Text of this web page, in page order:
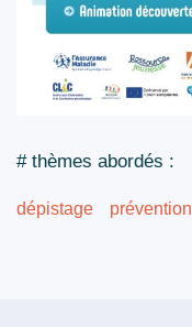
# thèmes abordés :
dépistage prévention